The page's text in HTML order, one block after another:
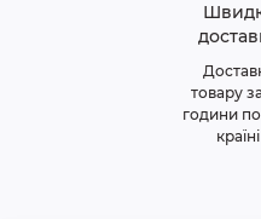
товару
години по
країні